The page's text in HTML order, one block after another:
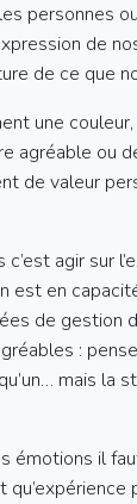
personnes
de
de ce que
une
agréable ou
de valeur
agir sur
est en
de gestion
:
mais la
émotions il